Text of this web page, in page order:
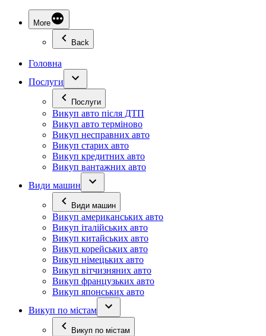
More
Back
Головна
Послуги
Послуги
Викуп авто після ДТП
Викуп авто терміново
Викуп несправних авто
Викуп старих авто
Викуп кредитних авто
Викуп вантажних авто
Види машин
Види машин
Викуп американських авто
Викуп італійських авто
Викуп китайських авто
Викуп корейських авто
Викуп німецьких авто
Викуп вітчизняних авто
Викуп французьких авто
Викуп японських авто
Викуп по містам
Викуп по містам